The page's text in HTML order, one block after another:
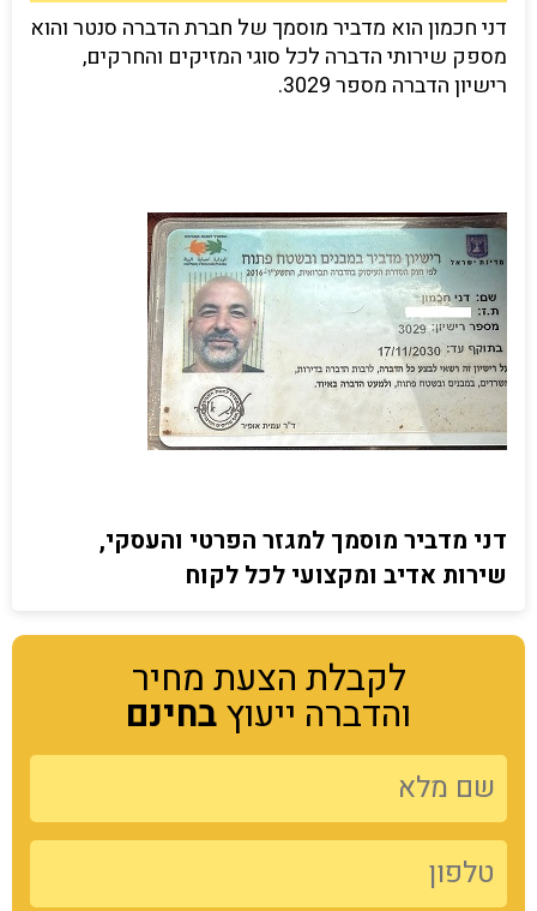
דני חכמון הוא מדביר מוסמך של חברת הדברה סנטר והוא
מספק שירותי הדברה לכל סוגי המזיקים והחרקים,
רישיון הדברה מספר 3029.
דני מדביר מוסמך למגזר הפרטי והעסקי,
שירות אדיב ומקצועי לכל לקוח
לקבלת הצעת מחיר
והדברה ייעוץבחינם